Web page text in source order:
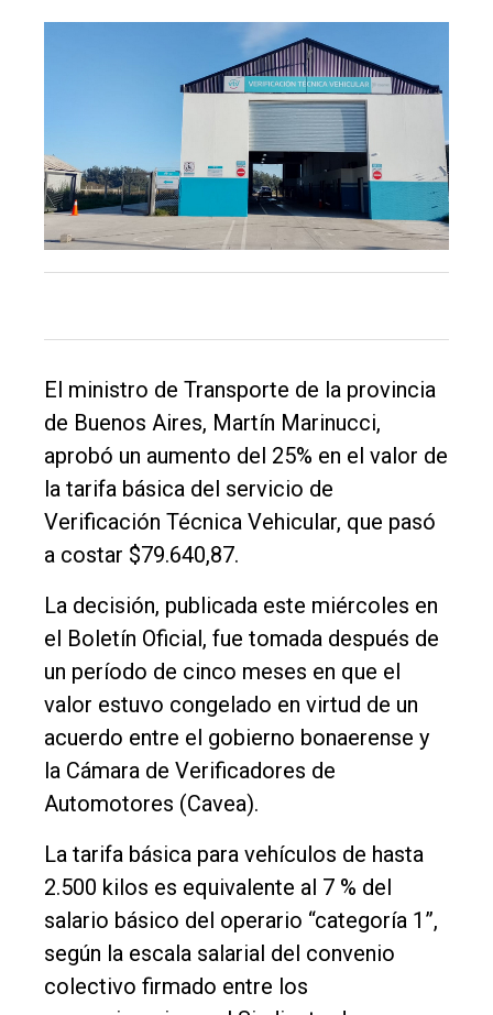
Balcarce
Int.
General
Política
Cultura
Deportes
Fúnebres
Edición
Empresa
Nosotros
Contacto
El ministro de Transporte de la provincia
de Buenos Aires, Martín Marinucci,
aprobó un aumento del 25% en el valor de
la tarifa básica del servicio de
Verificación Técnica Vehicular, que pasó
a costar $79.640,87.
La decisión, publicada este miércoles en
el Boletín Oficial, fue tomada después de
un período de cinco meses en que el
valor estuvo congelado en virtud de un
acuerdo entre el gobierno bonaerense y
la Cámara de Verificadores de
Automotores (Cavea).
La tarifa básica para vehículos de hasta
2.500 kilos es equivalente al 7 % del
salario básico del operario “categoría 1”,
según la escala salarial del convenio
colectivo firmado entre los